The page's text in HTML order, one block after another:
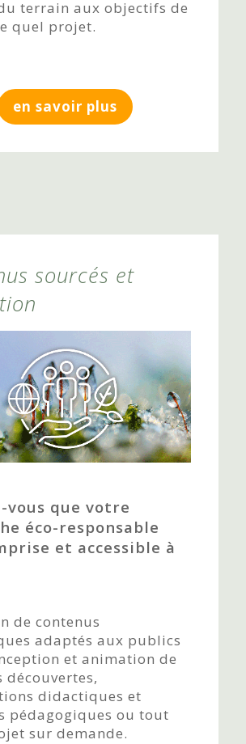
terrain aux objectifs de
quel projet.
en savoir plus
sourcés et
vous que votre
éco-responsable
et accessible à
de contenus
adaptés aux publics
et animation de
découvertes,
didactiques et
pédagogiques ou tout
sur demande.